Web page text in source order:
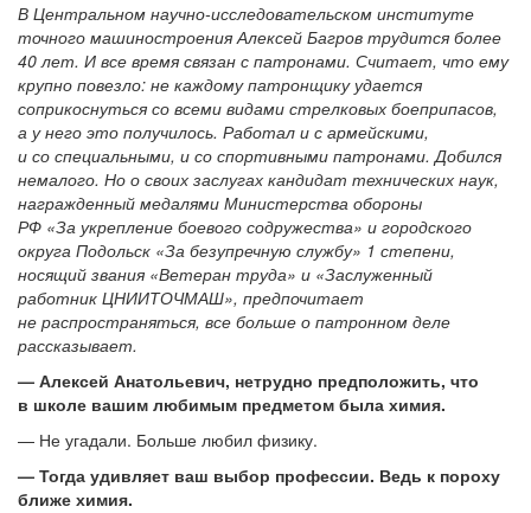
В Центральном научно-исследовательском институте
точного машиностроения Алексей Багров трудится более
40 лет. И все время связан с патронами. Считает, что ему
крупно повезло: не каждому патронщику удается
соприкоснуться со всеми видами стрелковых боеприпасов,
а у него это получилось. Работал и с армейскими,
и со специальными, и со спортивными патронами. Добился
немалого. Но о своих заслугах кандидат технических наук,
награжденный медалями Министерства обороны
РФ «За укрепление боевого содружества» и городского
округа Подольск «За безупречную службу» 1 степени,
носящий звания «Ветеран труда» и «Заслуженный
работник ЦНИИТОЧМАШ», предпочитает
не распространяться, все больше о патронном деле
рассказывает.
— Алексей Анатольевич, нетрудно предположить, что
в школе вашим любимым предметом была химия.
— Не угадали. Больше любил физику.
— Тогда удивляет ваш выбор профессии. Ведь к пороху
ближе химия.